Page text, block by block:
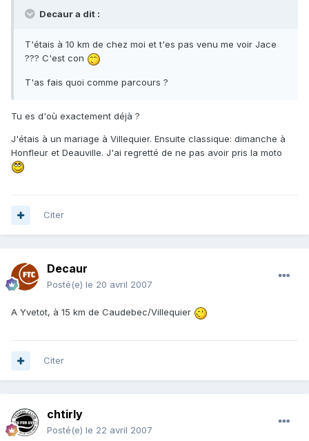
Decaur a dit :
T'étais à 10 km de chez moi et t'es pas venu me voir Jace
??? C'est con
T'as fais quoi comme parcours ?
Tu es d'où exactement déjà ?
J'étais à un mariage à Villequier. Ensuite classique: dimanche à
Honfleur et Deauville. J'ai regretté de ne pas avoir pris la moto
Citer
Decaur
Posté(e) le 20 avril 2007
A Yvetot, à 15 km de Caudebec/Villequier
Citer
chtirly
Posté(e) le 22 avril 2007